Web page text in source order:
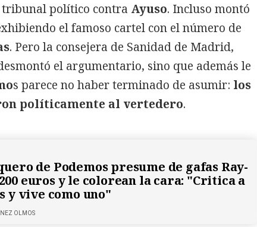
político contra Ayuso. Incluso montó
el famoso cartel con el número de
. Pero la consejera de Sanidad de Madrid,
el argumentario, sino que además le
s parece no haber terminado de asumir: los
políticamente al vertedero.
de Podemos presume de gafas Ray-
euros y le colorean la cara: "Critica a
y vive como uno"
OLMOS